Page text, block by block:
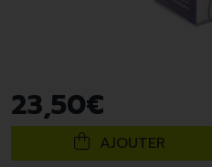
23,50€
AJOUTER